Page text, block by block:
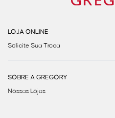
LOJA ONLINE
Solicite Sua Troca
SOBRE A GREGORY
Nossas Lojas